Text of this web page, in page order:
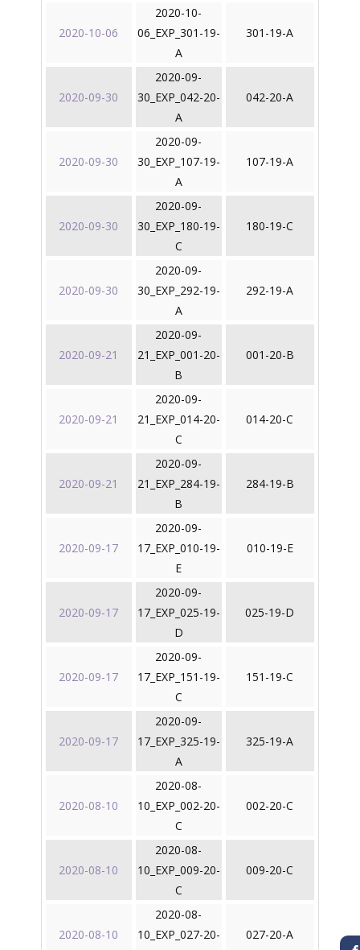
2020-10-06
2020-10-
06_EXP_301-19-
A
301-19-A
2020-09-30
2020-09-
30_EXP_042-20-
A
042-20-A
2020-09-30
2020-09-
30_EXP_107-19-
A
107-19-A
2020-09-30
2020-09-
30_EXP_180-19-
C
180-19-C
2020-09-30
2020-09-
30_EXP_292-19-
A
292-19-A
2020-09-21
2020-09-
21_EXP_001-20-
B
001-20-B
2020-09-21
2020-09-
21_EXP_014-20-
C
014-20-C
2020-09-21
2020-09-
21_EXP_284-19-
B
284-19-B
2020-09-17
2020-09-
17_EXP_010-19-
E
010-19-E
2020-09-17
2020-09-
17_EXP_025-19-
D
025-19-D
2020-09-17
2020-09-
17_EXP_151-19-
C
151-19-C
2020-09-17
2020-09-
17_EXP_325-19-
A
325-19-A
2020-08-10
2020-08-
10_EXP_002-20-
C
002-20-C
2020-08-10
2020-08-
10_EXP_009-20-
C
009-20-C
2020-08-10
2020-08-
10_EXP_027-20-
027-20-A